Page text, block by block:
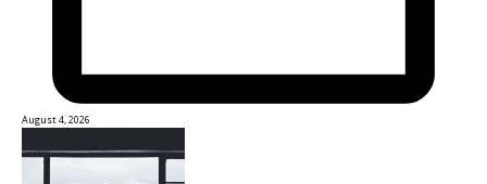
August 4, 2026